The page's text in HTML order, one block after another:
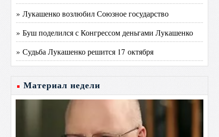
» Лукашенко возлюбил Союзное государство
» Буш поделился с Конгрессом деньгами Лукашенко
» Судьба Лукашенко решится 17 октября
Материал недели